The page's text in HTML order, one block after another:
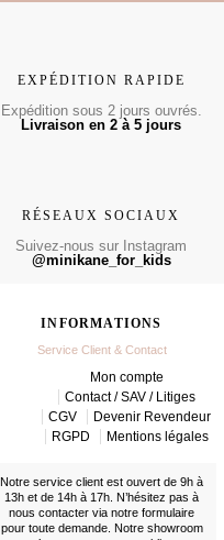
EXPÉDITION RAPIDE
Expédition sous 2 jours ouvrés.
Livraison en 2 à 5 jours
RÉSEAUX SOCIAUX
Suivez-nous sur Instagram
@minikane_for_kids
INFORMATIONS
Service Client & Contact
Mon compte
Contact / SAV / Litiges
CGV
Devenir Revendeur
RGPD
Mentions légales
Notre service client est ouvert de 9h à
13h et de 14h à 17h. N’hésitez pas à
nous contacter via notre formulaire
pour toute demande. Notre showroom